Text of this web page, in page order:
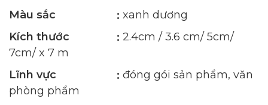
Màu sắc
xanh dương
Kích thước
2.4cm / 3.6 cm/ 5cm/
7cm/ x 7 m
Lĩnh vực
đóng gói sản phẩm, văn
phòng phẩm